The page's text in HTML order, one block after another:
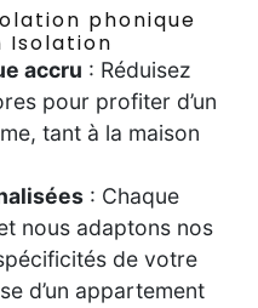
phonique
Isolation
accru : Réduisez
pour profiter d’un
tant à la maison
: Chaque
nous adaptons nos
de votre
d’un appartement